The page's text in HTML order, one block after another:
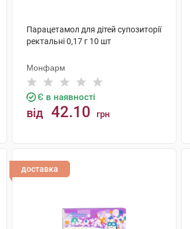
Парацетамол для дітей супозиторії
ректальні 0,17 г 10 шт
Монфарм
Є в наявності
від 42.10 грн
доставка